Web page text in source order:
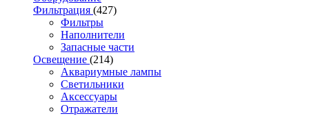
Фильтрация (427)
Фильтры
Наполнители
Запасные части
Освещение (214)
Аквариумные лампы
Светильники
Аксессуары
Отражатели